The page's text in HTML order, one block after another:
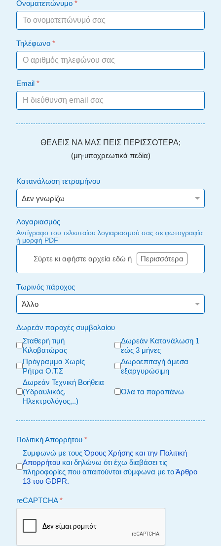
Ονοματεπώνυμο *
Τηλέφωνο *
Email *
ΘΕΛΕΙΣ ΝΑ ΜΑΣ ΠΕΙΣ ΠΕΡΙΣΣΟΤΕΡΑ;
(μη-υποχρεωτικά πεδία)
Κατανάλωση τετραμήνου
Λογαριασμός
Αντίγραφο του τελευταίου λογιαριασμού σας σε φωτογραφία
ή μορφή PDF
Σύρτε κι αφήστε αρχεία εδώ ή Περισσότερα
Τωρινός πάροχος
Δωρεάν παροχές συμβολαίου
Σταθερή τιμή
Κιλοβατώρας
Δωρεάν Κατανάλωση 1
εώς 3 μήνες
Πρόγραμμα Χωρίς
Ρήτρα Ο.Τ.Σ
Δωροεπιταγή άμεσα
εξαργυρώσιμη
Δωρεάν Τεχνική Βοήθεια
(Υδραυλικός,
Ηλεκτρολόγος,..)
Όλα τα παραπάνω
Πολιτική Απορρήτου *
Συμφωνώ με τουςΌρους Χρήσης και την Πολιτική
Απορρήτου και δηλώνω ότι έχω διαβάσει τις
πληροφορίες που απαιτούνται σύμφωνα με τοΆρθρο
13 του GDPR.
reCAPTCHA*